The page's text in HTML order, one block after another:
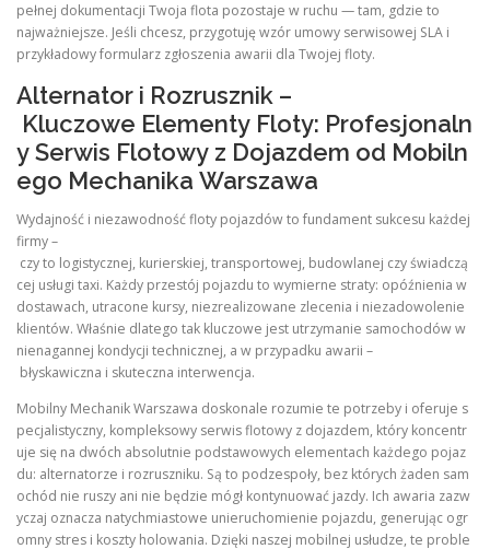
pełnej dokumentacji Twoja flota pozostaje w ruchu — tam, gdzie to
najważniejsze. Jeśli chcesz, przygotuję wzór umowy serwisowej SLA i
przykładowy formularz zgłoszenia awarii dla Twojej floty.
Alternator i Rozrusznik –
Kluczowe Elementy Floty: Profesjonaln
y Serwis Flotowy z Dojazdem od Mobiln
ego Mechanika Warszawa
Wydajność i niezawodność floty pojazdów to fundament sukcesu każdej
firmy –
czy to logistycznej, kurierskiej, transportowej, budowlanej czy świadczą
cej usługi taxi. Każdy przestój pojazdu to wymierne straty: opóźnienia w
dostawach, utracone kursy, niezrealizowane zlecenia i niezadowolenie
klientów. Właśnie dlatego tak kluczowe jest utrzymanie samochodów w
nienagannej kondycji technicznej, a w przypadku awarii –
błyskawiczna i skuteczna interwencja.
Mobilny Mechanik Warszawa doskonale rozumie te potrzeby i oferuje s
pecjalistyczny, kompleksowy serwis flotowy z dojazdem, który koncentr
uje się na dwóch absolutnie podstawowych elementach każdego pojaz
du: alternatorze i rozruszniku. Są to podzespoły, bez których żaden sam
ochód nie ruszy ani nie będzie mógł kontynuować jazdy. Ich awaria zazw
yczaj oznacza natychmiastowe unieruchomienie pojazdu, generując ogr
omny stres i koszty holowania. Dzięki naszej mobilnej usłudze, te proble